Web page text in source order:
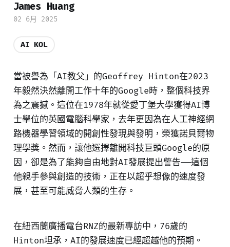
當被譽為「AI教父」的Geoffrey Hinton在2023
年毅然決然離開工作十年的Google時，整個科技界
為之震撼。這位在1978年就從愛丁堡大學獲得AI博
士學位的英國電腦科學家，去年更因為在人工神經網
路機器學習領域的開創性發現與發明，榮獲諾貝爾物
理學獎。然而，讓他選擇離開科技巨頭Google的原
因，卻是為了能夠自由地對AI發展提出警告——這個
他親手參與創造的技術，正在以超乎想像的速度發
展，甚至可能威脅人類的生存。
在紐西蘭廣播電台RNZ的最新專訪中，76歲的
Hinton坦承，AI的發展速度已經超越他的預期。
James Huang
02 6月 2025
AI KOL